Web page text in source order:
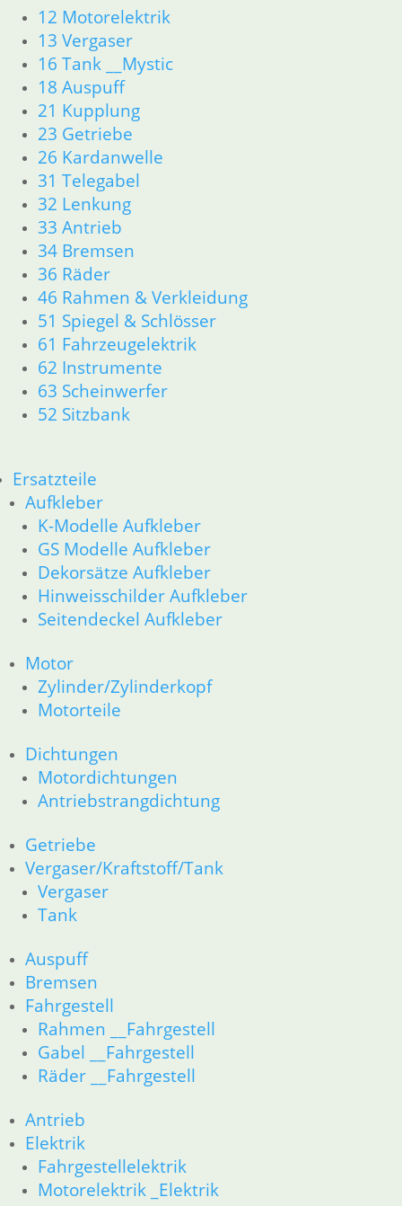
12 Motorelektrik
13 Vergaser
16 Tank __Mystic
18 Auspuff
21 Kupplung
23 Getriebe
26 Kardanwelle
31 Telegabel
32 Lenkung
33 Antrieb
34 Bremsen
36 Räder
46 Rahmen & Verkleidung
51 Spiegel & Schlösser
61 Fahrzeugelektrik
62 Instrumente
63 Scheinwerfer
52 Sitzbank
Ersatzteile
Aufkleber
K-Modelle Aufkleber
GS Modelle Aufkleber
Dekorsätze Aufkleber
Hinweisschilder Aufkleber
Seitendeckel Aufkleber
Motor
Zylinder/Zylinderkopf
Motorteile
Dichtungen
Motordichtungen
Antriebstrangdichtung
Getriebe
Vergaser/Kraftstoff/Tank
Vergaser
Tank
Auspuff
Bremsen
Fahrgestell
Rahmen __Fahrgestell
Gabel __Fahrgestell
Räder __Fahrgestell
Antrieb
Elektrik
Fahrgestellelektrik
Motorelektrik _Elektrik
Aufkleber
K-Modelle Aufkleber
GS Modelle Aufkleber
Dekorsätze Aufkleber
Hinweisschilder Aufkleber
Seitendeckel Aufkleber
Motor
Zylinder/Zylinderkopf
Motorteile
Dichtungen
Motordichtungen
Antriebstrangdichtung
Getriebe
Vergaser/Kraftstoff/Tank
Vergaser
Tank
Auspuff
Bremsen
Fahrgestell
Rahmen __Fahrgestell
Gabel __Fahrgestell
Elektrik
Fahrgestellelektrik
Motorelektrik _Elektrik
Schalter für Bremsen, Kupplung & Licht
Scheinwerfer & Instrument
Zubehör
Zubehör und Wartung
Products
Alle Preise inkl. der gesetzl. MwSt. und zzgl. Versand_
Service
Kontakt
Warenkorb
Mein Konto
Links
Newsletter Anmeldung
Newsletter Abmeldung
Information
AGB
Datenschutzerklärung
Zahlung und Lieferung
Cookie-Richtlinie (EU)
Widerrufsbelehrung
Teilesuche und Referenzummern
Besuchen Sie realoem.com mit Explosionszeichnungen für Ihre
Ersatzteilsuche.